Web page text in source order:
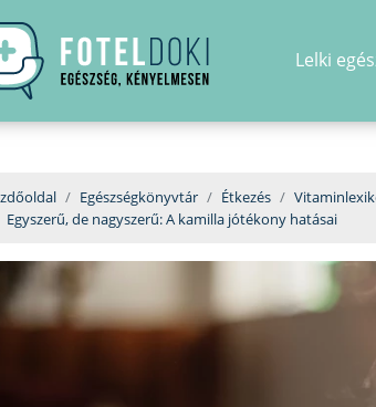
Lelki
Egészségkönyvtár Étkezés
Egyszerű, de nagyszerű: A kamilla jótékony hatásai